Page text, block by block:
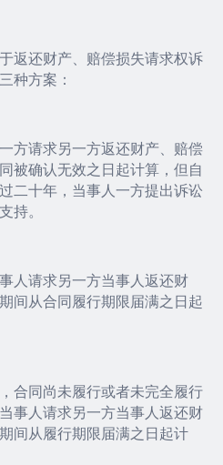
返还财产、赔偿损失请求权诉
种方案：
方请求另一方返还财产、赔偿
被确认无效之日起计算，但自
二十年，当事人一方提出诉讼
持。
人请求另一方当事人返还财
间从合同履行期限届满之日起
合同尚未履行或者未完全履行
事人请求另一方当事人返还财
间从履行期限届满之日起计